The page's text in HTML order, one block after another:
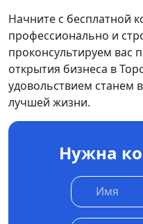
Начните с бесплатной
профессионально и
проконсультируем вас
открытия бизнеса в
удовольствием
лучшей жизни.
Нужна